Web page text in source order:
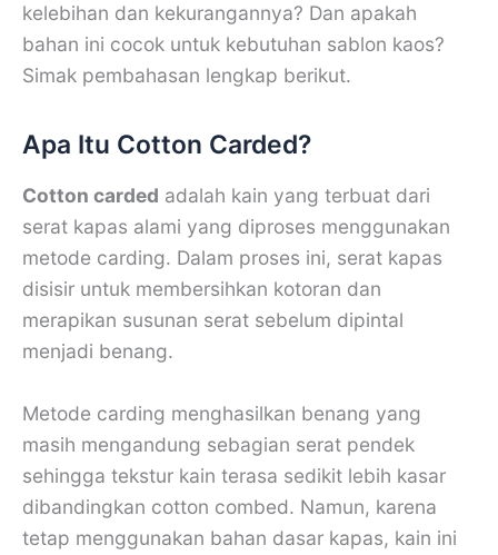
kelebihan dan kekurangannya? Dan apakah
bahan ini cocok untuk kebutuhan sablon kaos?
Simak pembahasan lengkap berikut.
Apa Itu Cotton Carded?
Cotton carded adalah kain yang terbuat dari
serat kapas alami yang diproses menggunakan
metode carding. Dalam proses ini, serat kapas
disisir untuk membersihkan kotoran dan
merapikan susunan serat sebelum dipintal
menjadi benang.
Metode carding menghasilkan benang yang
masih mengandung sebagian serat pendek
sehingga tekstur kain terasa sedikit lebih kasar
dibandingkan cotton combed. Namun, karena
tetap menggunakan bahan dasar kapas, kain ini